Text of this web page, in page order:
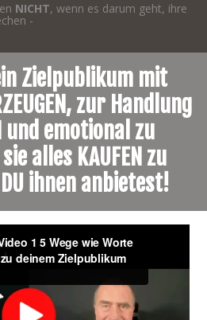
NICHT, wenn es darum geht, ihre
-
Zielpublikum mit
zur Handlung
und emotional zu
sie alles KAUFEN zu
DU ihnen anbietest!